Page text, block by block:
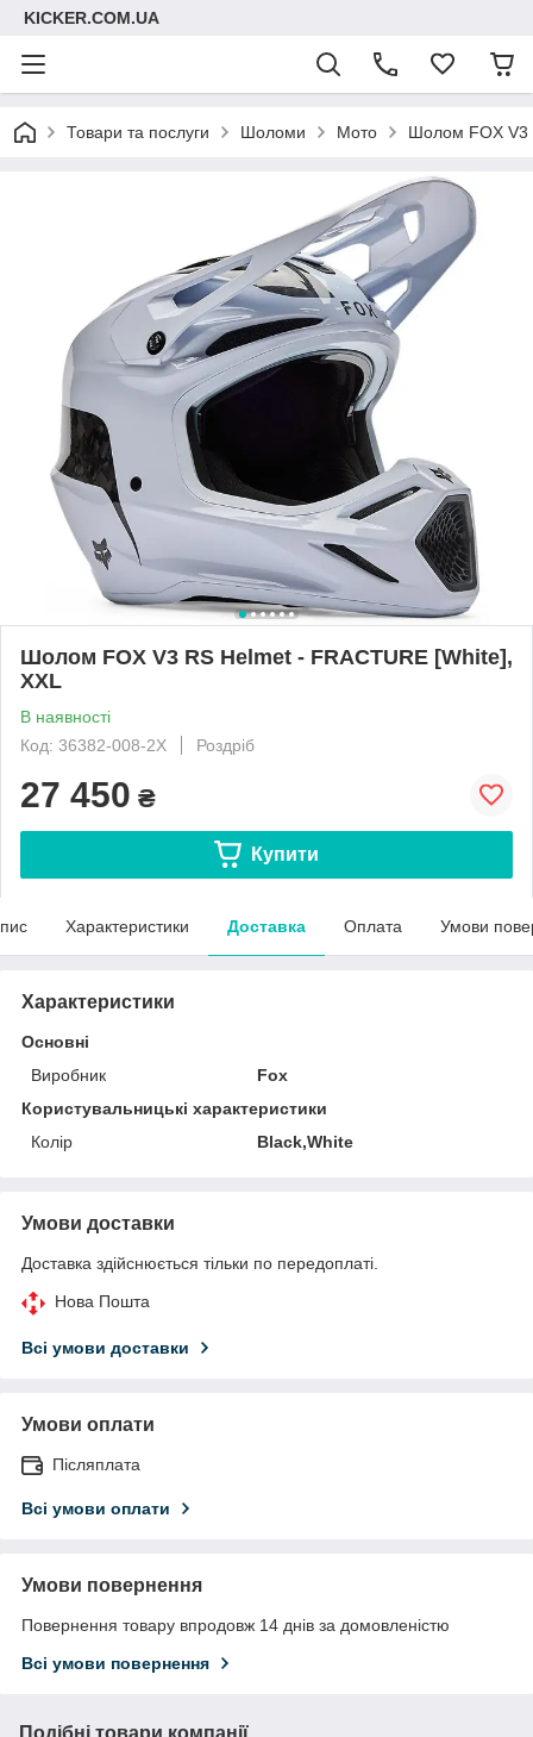
KICKER.COM.UA
Товари та послуги Шоломи Мото Шолом FOX V3
Шолом FOX V3 RS Helmet - FRACTURE [White],
XXL
В наявності
Код: 36382-008-2X
Роздріб
27 450 ₴
Купити
Характеристики Доставка Оплата Умови
Характеристики
Основні
Виробник
Fox
Користувальницькі характеристики
Колір
Black,White
Умови доставки
Доставка здійснюється тільки по передоплаті.
Нова Пошта
Всі умови доставки
Умови оплати
Післяплата
Всі умови оплати
Умови повернення
Повернення товару впродовж 14 днів за домовленістю
Всі умови повернення
Подібні товари компанії